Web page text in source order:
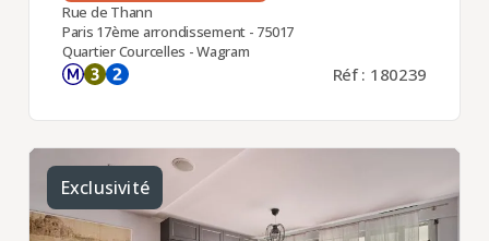
Rue de Thann
Paris 17ème arrondissement - 75017
Quartier Courcelles - Wagram
Réf : 180239
Exclusivité